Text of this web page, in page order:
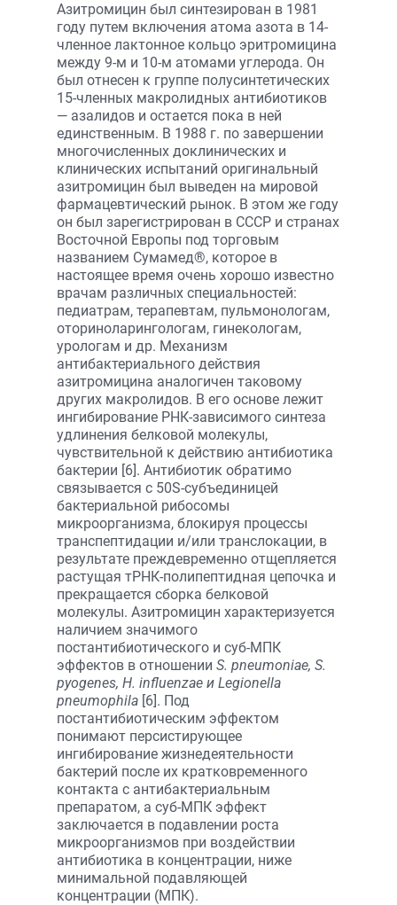
Азитромицин был синтезирован в 1981
году путем включения атома азота в 14-
членное лактонное кольцо эритромицина
между 9-м и 10-м атомами углерода. Он
был отнесен к группе полусинтетических
15-членных макролидных антибиотиков
— азалидов и остается пока в ней
единственным. В 1988 г. по завершении
многочисленных доклинических и
клинических испытаний оригинальный
азитромицин был выведен на мировой
фармацевтический рынок. В этом же году
он был зарегистрирован в СССР и странах
Восточной Европы под торговым
названием Сумамед®, которое в
настоящее время очень хорошо известно
врачам различных специальностей:
педиатрам, терапевтам, пульмонологам,
оториноларингологам, гинекологам,
урологам и др. Механизм
антибактериального действия
азитромицина аналогичен таковому
других макролидов. В его основе лежит
ингибирование РНК-зависимого синтеза
удлинения белковой молекулы,
чувствительной к действию антибиотика
бактерии [6]. Антибиотик обратимо
связывается с 50S-субъединицей
бактериальной рибосомы
микроорганизма, блокируя процессы
транспептидации и/или транслокации, в
результате преждевременно отщепляется
растущая тРНК-полипептидная цепочка и
прекращается сборка белковой
молекулы. Азитромицин характеризуется
наличием значимого
постантибиотического и суб-МПК
эффектов в отношении S. pneumoniae, S.
pyogenes, H. influenzae и Legionella
pneumophila [6]. Под
постантибиотическим эффектом
понимают персистирующее
ингибирование жизнедеятельности
бактерий после их кратковременного
контакта с антибактериальным
препаратом, а суб-МПК эффект
заключается в подавлении роста
микроорганизмов при воздействии
антибиотика в концентрации, ниже
минимальной подавляющей
концентрации (МПК).